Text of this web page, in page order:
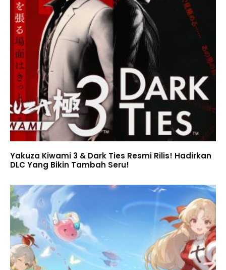
Yakuza Kiwami 3 & Dark Ties Resmi Rilis! Hadirkan
DLC Yang Bikin Tambah Seru!